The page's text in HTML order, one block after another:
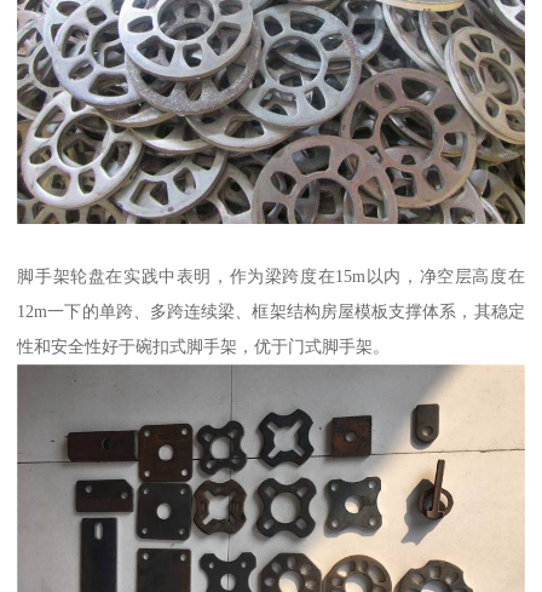
脚手架轮盘在实践中表明，作为梁跨度在15m以内，净空层高度在
12m一下的单跨、多跨连续梁、框架结构房屋模板支撑体系，其稳定
性和安全性好于碗扣式脚手架，优于门式脚手架。